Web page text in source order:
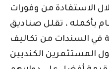
الاستفادة من وفورات
بأكمله ، تقلل صناديق
في السندات من تكاليف
المستثمرين الكنديين